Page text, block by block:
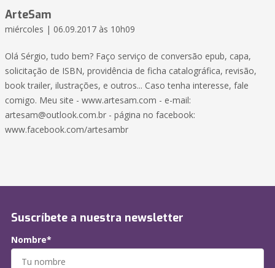
ArteSam
miércoles | 06.09.2017 às 10h09
Olá Sérgio, tudo bem? Faço serviço de conversão epub, capa,
solicitação de ISBN, providência de ficha catalográfica, revisão,
book trailer, ilustrações, e outros... Caso tenha interesse, fale
comigo. Meu site - www.artesam.com - e-mail:
artesam@outlook.com.br - página no facebook:
www.facebook.com/artesambr
Suscríbete a nuestra newsletter
Nombre*